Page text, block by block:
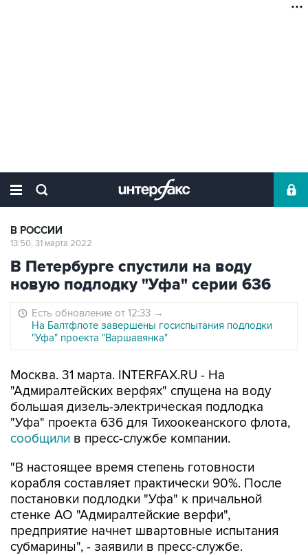
В РОССИИ
13:50, 31 марта 2022
В Петербурге спустили на воду
новую подлодку "Уфа" серии 636
Есть обновление от 12:33 →
На Балтфлоте завершены госиспытания подлодки
"Уфа" проекта "Варшавянка"
Москва. 31 марта. INTERFAX.RU - На
"Адмиралтейских верфях" спущена на воду
большая дизель-электрическая подлодка
"Уфа" проекта 636 для Тихоокеанского флота,
сообщили в пресс-службе компании.
"В настоящее время степень готовности
корабля составляет практически 90%. После
постановки подлодки "Уфа" к причальной
стенке АО "Адмиралтейские верфи",
предприятие начнет швартовные испытания
субмарины", - заявили в пресс-службе.